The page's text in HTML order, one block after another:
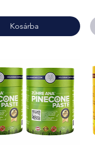
Kosárba